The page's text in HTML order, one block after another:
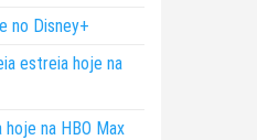
no Disney+
estreia hoje na
na HBO Max